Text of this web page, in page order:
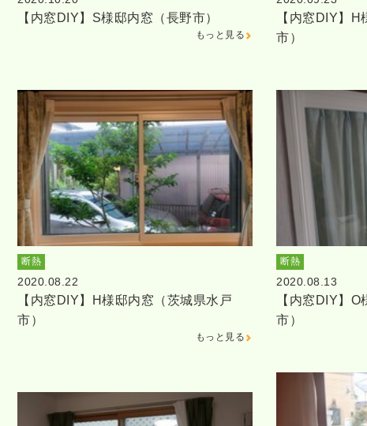
【内窓DIY】S様邸内窓（長野市）
もっと見る
【内窓DIY】
市）
断熱
2020.08.22
【内窓DIY】H様邸内窓（茨城県水戸
市）
もっと見る
断熱
2020.08.13
【内窓DIY】
市）